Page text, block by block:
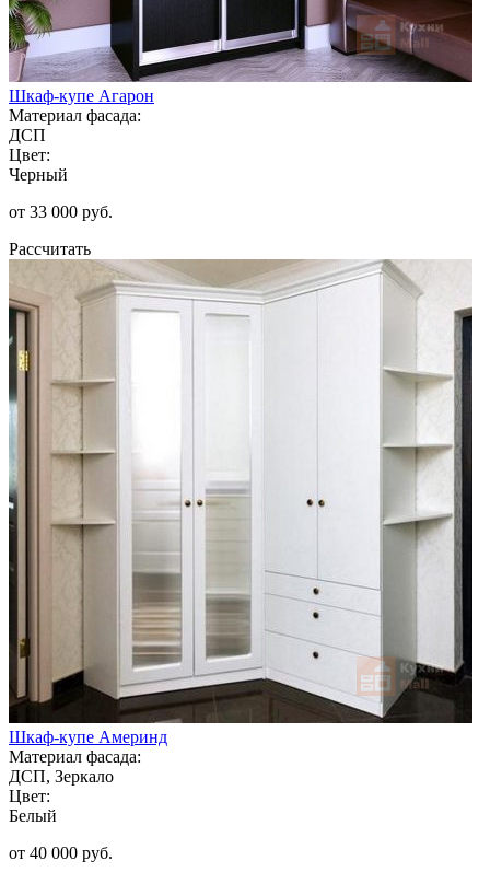
Шкаф-купе Агарон
Материал фасада:
ДСП
Цвет:
Черный
от 33 000 руб.
Рассчитать
Шкаф-купе Америнд
Материал фасада:
ДСП, Зеркало
Цвет:
Белый
от 40 000 руб.